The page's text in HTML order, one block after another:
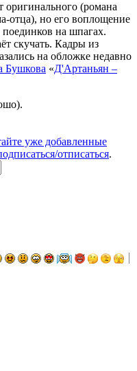
оригинального (романа
отца), но его воплощение
поединков на шпагах.
скучать. Кадры из
на обложке недавно
Бушкова «Д'Артаньян –
уже добавленные
отписаться.